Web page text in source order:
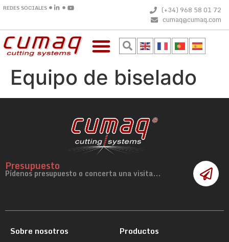
REDES SOCIALES
(+34) 968 58 01 72
cumaq@cumaq.com
Equipo de biselado
Presupuesto
Pídenos presupuesto o concerta una visita...
Sobre nosotros
Productos